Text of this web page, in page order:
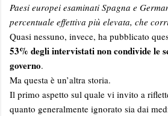
Paesi europei esaminati Spagna e
percentuale effettiva più elevata, che
Quasi nessuno, invece, ha pubblicato
53% degli intervistati non condivide le
governo.
Ma questa è un’altra storia.
Il primo aspetto sul quale vi invito a
quanto generalmente ignorato sia dai